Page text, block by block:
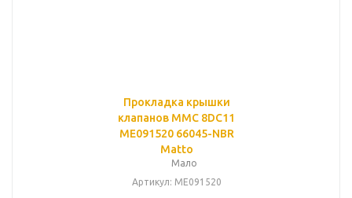
Прокладка крышки
клапанов MMC 8DC11
ME091520 66045-NBR
Matto
Мало
Артикул: ME091520